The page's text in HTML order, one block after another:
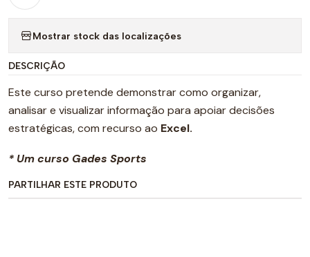
Mostrar stock das localizações
DESCRIÇÃO
Este curso pretende demonstrar como organizar,
analisar e visualizar informação para apoiar decisões
estratégicas, com recurso ao Excel.
* Um curso Gades Sports
PARTILHAR ESTE PRODUTO